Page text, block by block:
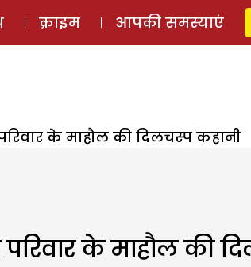
ऑडियो स्टोरी लॉग इन ⚲
क्राइम आपकी समस्याएं
के माहौल की दिलचस्प कहानी
के माहौल की